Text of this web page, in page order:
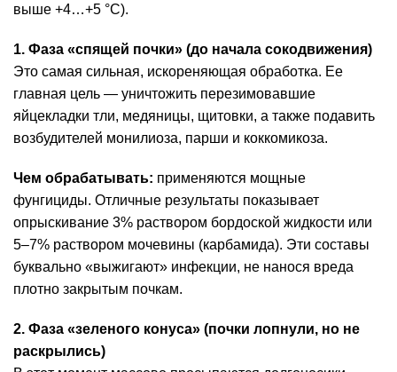
выше +4…+5 °C).
1. Фаза «спящей почки» (до начала сокодвижения)
Это самая сильная, искореняющая обработка. Ее
главная цель — уничтожить перезимовавшие
яйцекладки тли, медяницы, щитовки, а также подавить
возбудителей монилиоза, парши и коккомикоза.
Чем обрабатывать: применяются мощные
фунгициды. Отличные результаты показывает
опрыскивание 3% раствором бордоской жидкости или
5–7% раствором мочевины (карбамида). Эти составы
буквально «выжигают» инфекции, не нанося вреда
плотно закрытым почкам.
2. Фаза «зеленого конуса» (почки лопнули, но не
раскрылись)